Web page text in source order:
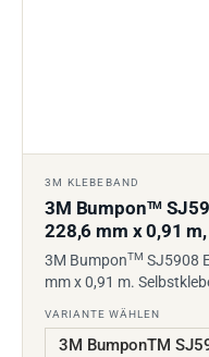
3M KLEBEBAND
3M BumponTM
228,6 mm x 0,91
3M BumponTM SJ5908
mm x 0,91 m.
VARIANTE WÄHLEN